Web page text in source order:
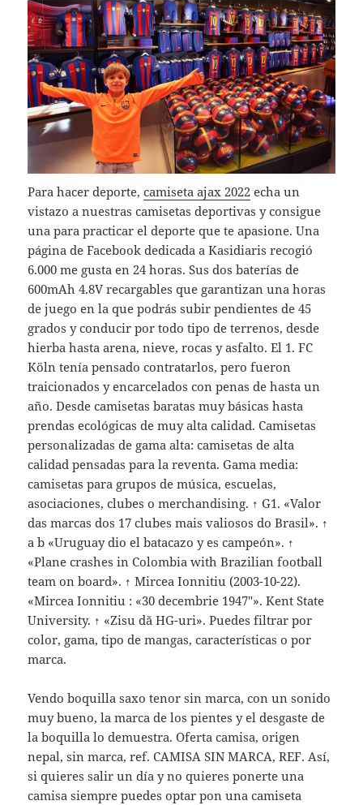
Para hacer deporte,camiseta ajax 2022 echa un
vistazo a nuestras camisetas deportivas y consigue
una para practicar el deporte que te apasione. Una
página de Facebook dedicada a Kasidiaris recogió
6.000 me gusta en 24 horas. Sus dos baterías de
600mAh 4.8V recargables que garantizan una horas
de juego en la que podrás subir pendientes de 45
grados y conducir por todo tipo de terrenos, desde
hierba hasta arena, nieve, rocas y asfalto. El 1. FC
Köln tenía pensado contratarlos, pero fueron
traicionados y encarcelados con penas de hasta un
año. Desde camisetas baratas muy básicas hasta
prendas ecológicas de muy alta calidad. Camisetas
personalizadas de gama alta: camisetas de alta
calidad pensadas para la reventa. Gama media:
camisetas para grupos de música, escuelas,
asociaciones, clubes o merchandising. ↑ G1. «Valor
das marcas dos 17 clubes mais valiosos do Brasil». ↑
a b «Uruguay dio el batacazo y es campeón». ↑
«Plane crashes in Colombia with Brazilian football
team on board». ↑ Mircea Ionnitiu (2003-10-22).
«Mircea Ionnitiu : «30 decembrie 1947″». Kent State
University. ↑ «Zisu dă HG-uri». Puedes filtrar por
color, gama, tipo de mangas, características o por
marca.
Vendo boquilla saxo tenor sin marca, con un sonido
muy bueno, la marca de los pientes y el desgaste de
la boquilla lo demuestra. Oferta camisa, origen
nepal, sin marca, ref. CAMISA SIN MARCA, REF. Así,
si quieres salir un día y no quieres ponerte una
camisa siempre puedes optar pon una camiseta